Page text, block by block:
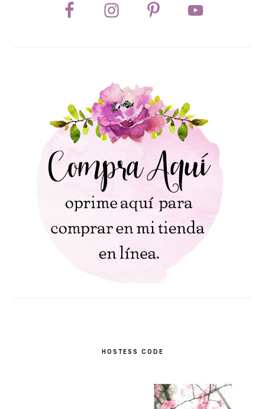
HOSTESS CODE